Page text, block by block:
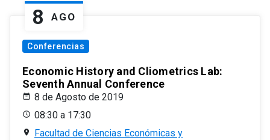
8 AGO
Conferencias
Economic History and Cliometrics Lab:
Seventh Annual Conference
8 de Agosto de 2019
08:30 a 17:30
Facultad de Ciencias Económicas y